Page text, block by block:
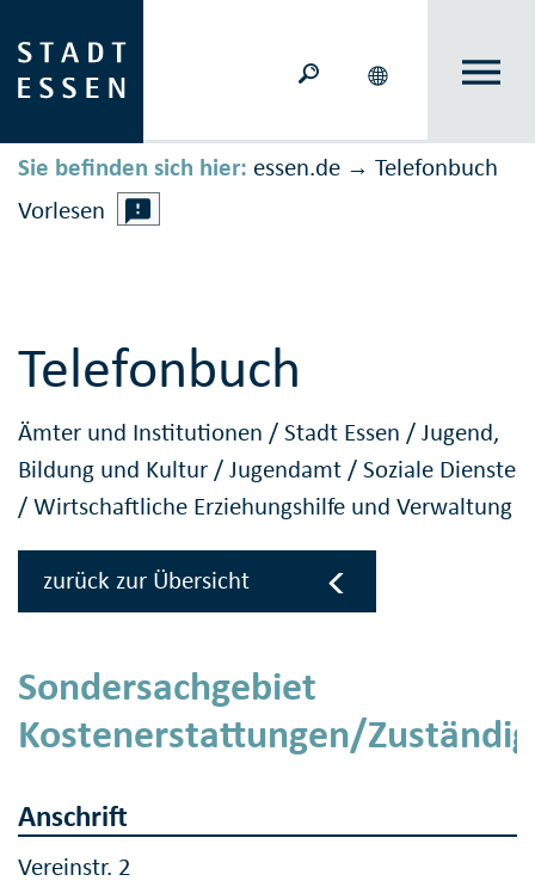
Sie befinden sich hier: essen.de → Telefonbuch
Vorlesen
Telefonbuch
Ämter und Institutionen /Stadt Essen /Jugend,
Bildung und Kultur /Jugendamt /Soziale Dienste
/Wirtschaftliche Erziehungshilfe und Verwaltung
zurück zur Übersicht
Sondersachgebiet
Kostenerstattungen/
Anschrift
Vereinstr. 2